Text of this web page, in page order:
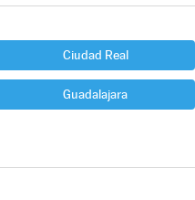
Ciudad Real
Guadalajara